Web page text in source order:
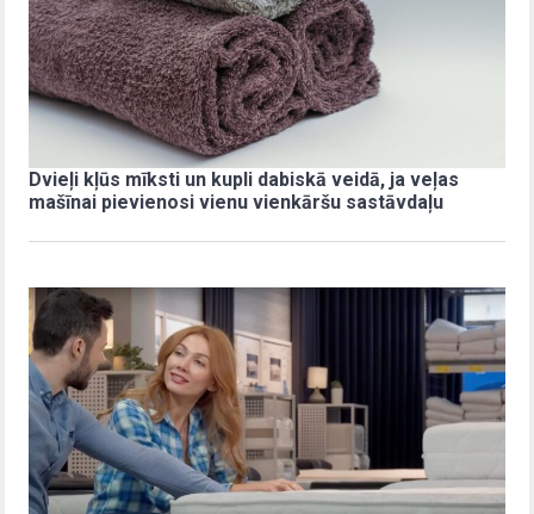
Dvieļi kļūs mīksti un kupli dabiskā veidā, ja veļas
mašīnai pievienosi vienu vienkāršu sastāvdaļu